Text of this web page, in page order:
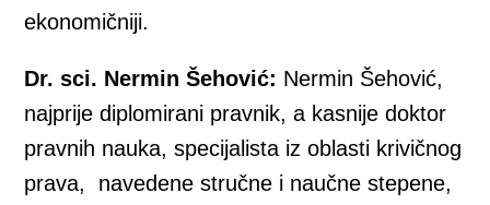
ekonomičniji.
Dr. sci. Nermin Šehović: Nermin Šehović,
najprije diplomirani pravnik, a kasnije doktor
pravnih nauka, specijalista iz oblasti krivičnog
prava, navedene stručne i naučne stepene,